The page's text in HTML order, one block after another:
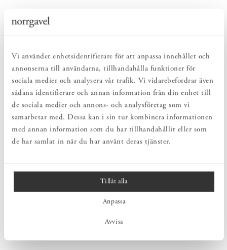
Vi använder enhetsidentifierare för att anpassa innehållet och
annonserna till användarna, tillhandahålla funktioner för
sociala medier och analysera vår trafik. Vi vidarebefordrar även
sådana identifierare och annan information från din enhet till
de sociala medier och annons- och analysföretag som vi
samarbetar med. Dessa kan i sin tur kombinera informationen
med annan information som du har tillhandahållit eller som
de har samlat in när du har använt deras tjänster.
Tillåt alla
Anpassa
Avvisa
ENKELT & UTSÖKT
Hos oss hittar du ett kurerat sortiment av inredning som gör vardagslivet
Bruksföremål och inredningsdetaljer som genomgående är tillverkade av
hållbara naturmaterial.
PRODUKTBESKRIVNING
Mattprov av ullmattan Plain i klassiskt grått. Den handvävda ullen
har en slitstark och smutsavvisande yta. Med ett mattprov blir det
betrakta kulören i olika ljus och fundera i lugn och ro – ett stöd för